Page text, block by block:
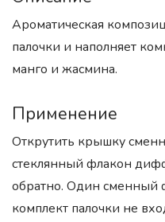
Ароматическая
палочки и наполняет
манго и жасмина.
Применение
Открутить крышку
стеклянный флакон
обратно. Один сменный
комплект палочки не